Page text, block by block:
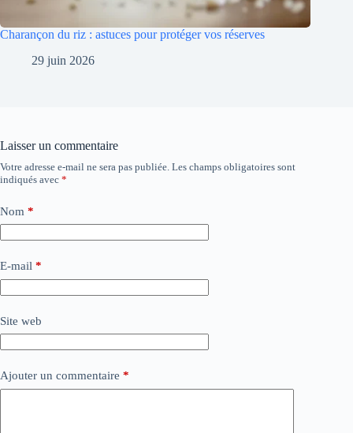
Charançon du riz : astuces pour protéger vos réserves
29 juin 2026
Laisser un commentaire
Votre adresse e-mail ne sera pas publiée. Les champs obligatoires sont
indiqués avec *
Nom *
E-mail *
Site web
Ajouter un commentaire *